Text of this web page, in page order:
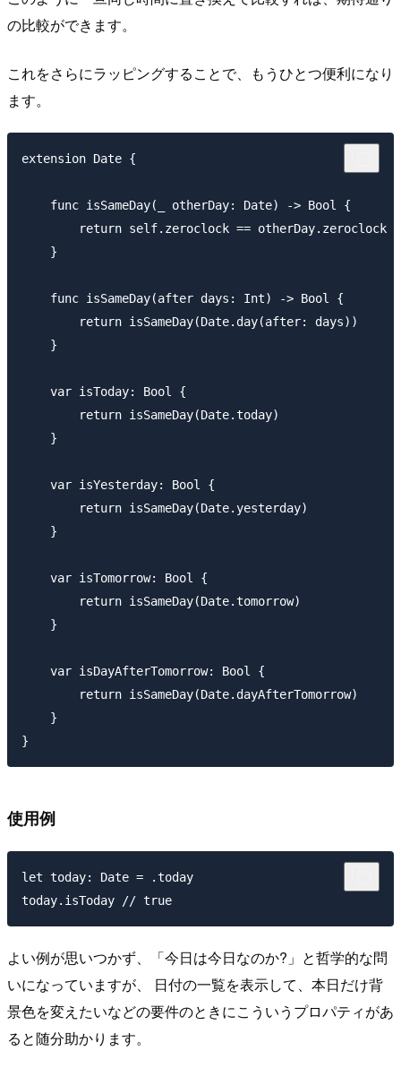
の比較ができます。
これをさらにラッピングすることで、もうひとつ便利になり
ます。
extension Date {
    func isSameDay(_ otherDay: Date) -> Bool {
        return self.zeroclock == otherDay.zeroclock
    }
    func isSameDay(after days: Int) -> Bool {
        return isSameDay(Date.day(after: days))
    }
    var isToday: Bool {
        return isSameDay(Date.today)
    }
    var isYesterday: Bool {
        return isSameDay(Date.yesterday)
    }
    var isTomorrow: Bool {
        return isSameDay(Date.tomorrow)
    }
    var isDayAfterTomorrow: Bool {
        return isSameDay(Date.dayAfterTomorrow)
    }
使用例
let today: Date = .today
よい例が思いつかず、「今日は今日なのか?」と哲学的な問
いになっていますが、 日付の一覧を表示して、本日だけ背
景色を変えたいなどの要件のときにこういうプロパティがあ
ると随分助かります。